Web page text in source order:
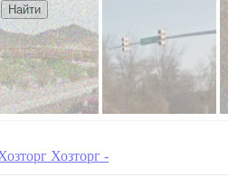
Найти
Хозторг -